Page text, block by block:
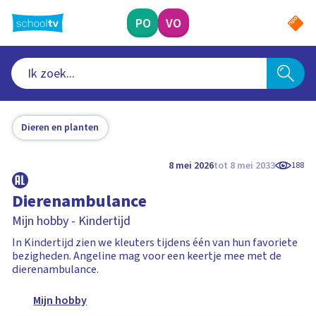
naar
hoofdinhoud
PO VO
Dieren en planten
8 mei 2026tot 8 mei 2033 188
Dierenambulance
Mijn hobby - Kindertijd
In Kindertijd zien we kleuters tijdens één van hun favoriete
bezigheden. Angeline mag voor een keertje mee met de
dierenambulance.
Mijn hobby